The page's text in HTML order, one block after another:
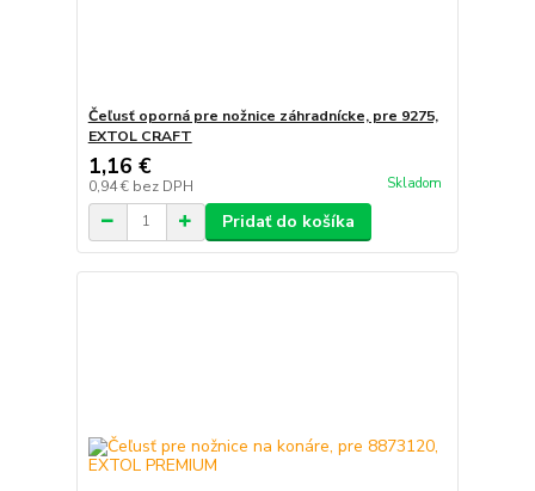
Čeľusť oporná pre nožnice záhradnícke, pre 9275,
EXTOL CRAFT
1,16 €
0,94 € bez DPH Skladom
Pridať do košíka